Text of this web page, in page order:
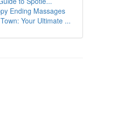
Ending Massages
Your Ultimate ...